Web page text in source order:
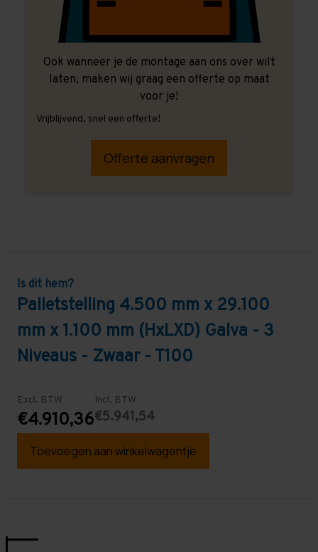
Ook wanneer je de montage aan ons over wilt
laten, maken wij graag een offerte op maat
voor je!
Vrijblijvend, snel een offerte!
Offerte aanvragen
Is dit hem?
Palletstelling 4.500 mm x 29.100
mm x 1.100 mm (HxLXD) Galva - 3
Niveaus - Zwaar - T100
Excl. BTW
€4.910,36
Incl. BTW
€5.941,54
Toevoegen aan winkelwagentje